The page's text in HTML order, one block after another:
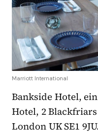
Marriott International
Bankside Hotel,
Hotel, 2
London UK SE1